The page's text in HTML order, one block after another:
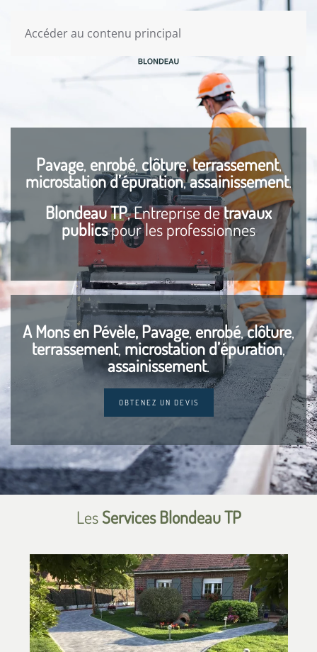
Accéder au contenu principal
Pavage, enrobé, clôture,terrassement,
microstation d’épuration,assainissement.
Blondeau TP, Entreprise detravaux
publicspour les professionnes
A Mons en Pévèle, Pavage,enrobé,clôture,
terrassement, microstation d’épuration,
assainissement.
OBTENEZ UN DEVIS
LesServices Blondeau TP